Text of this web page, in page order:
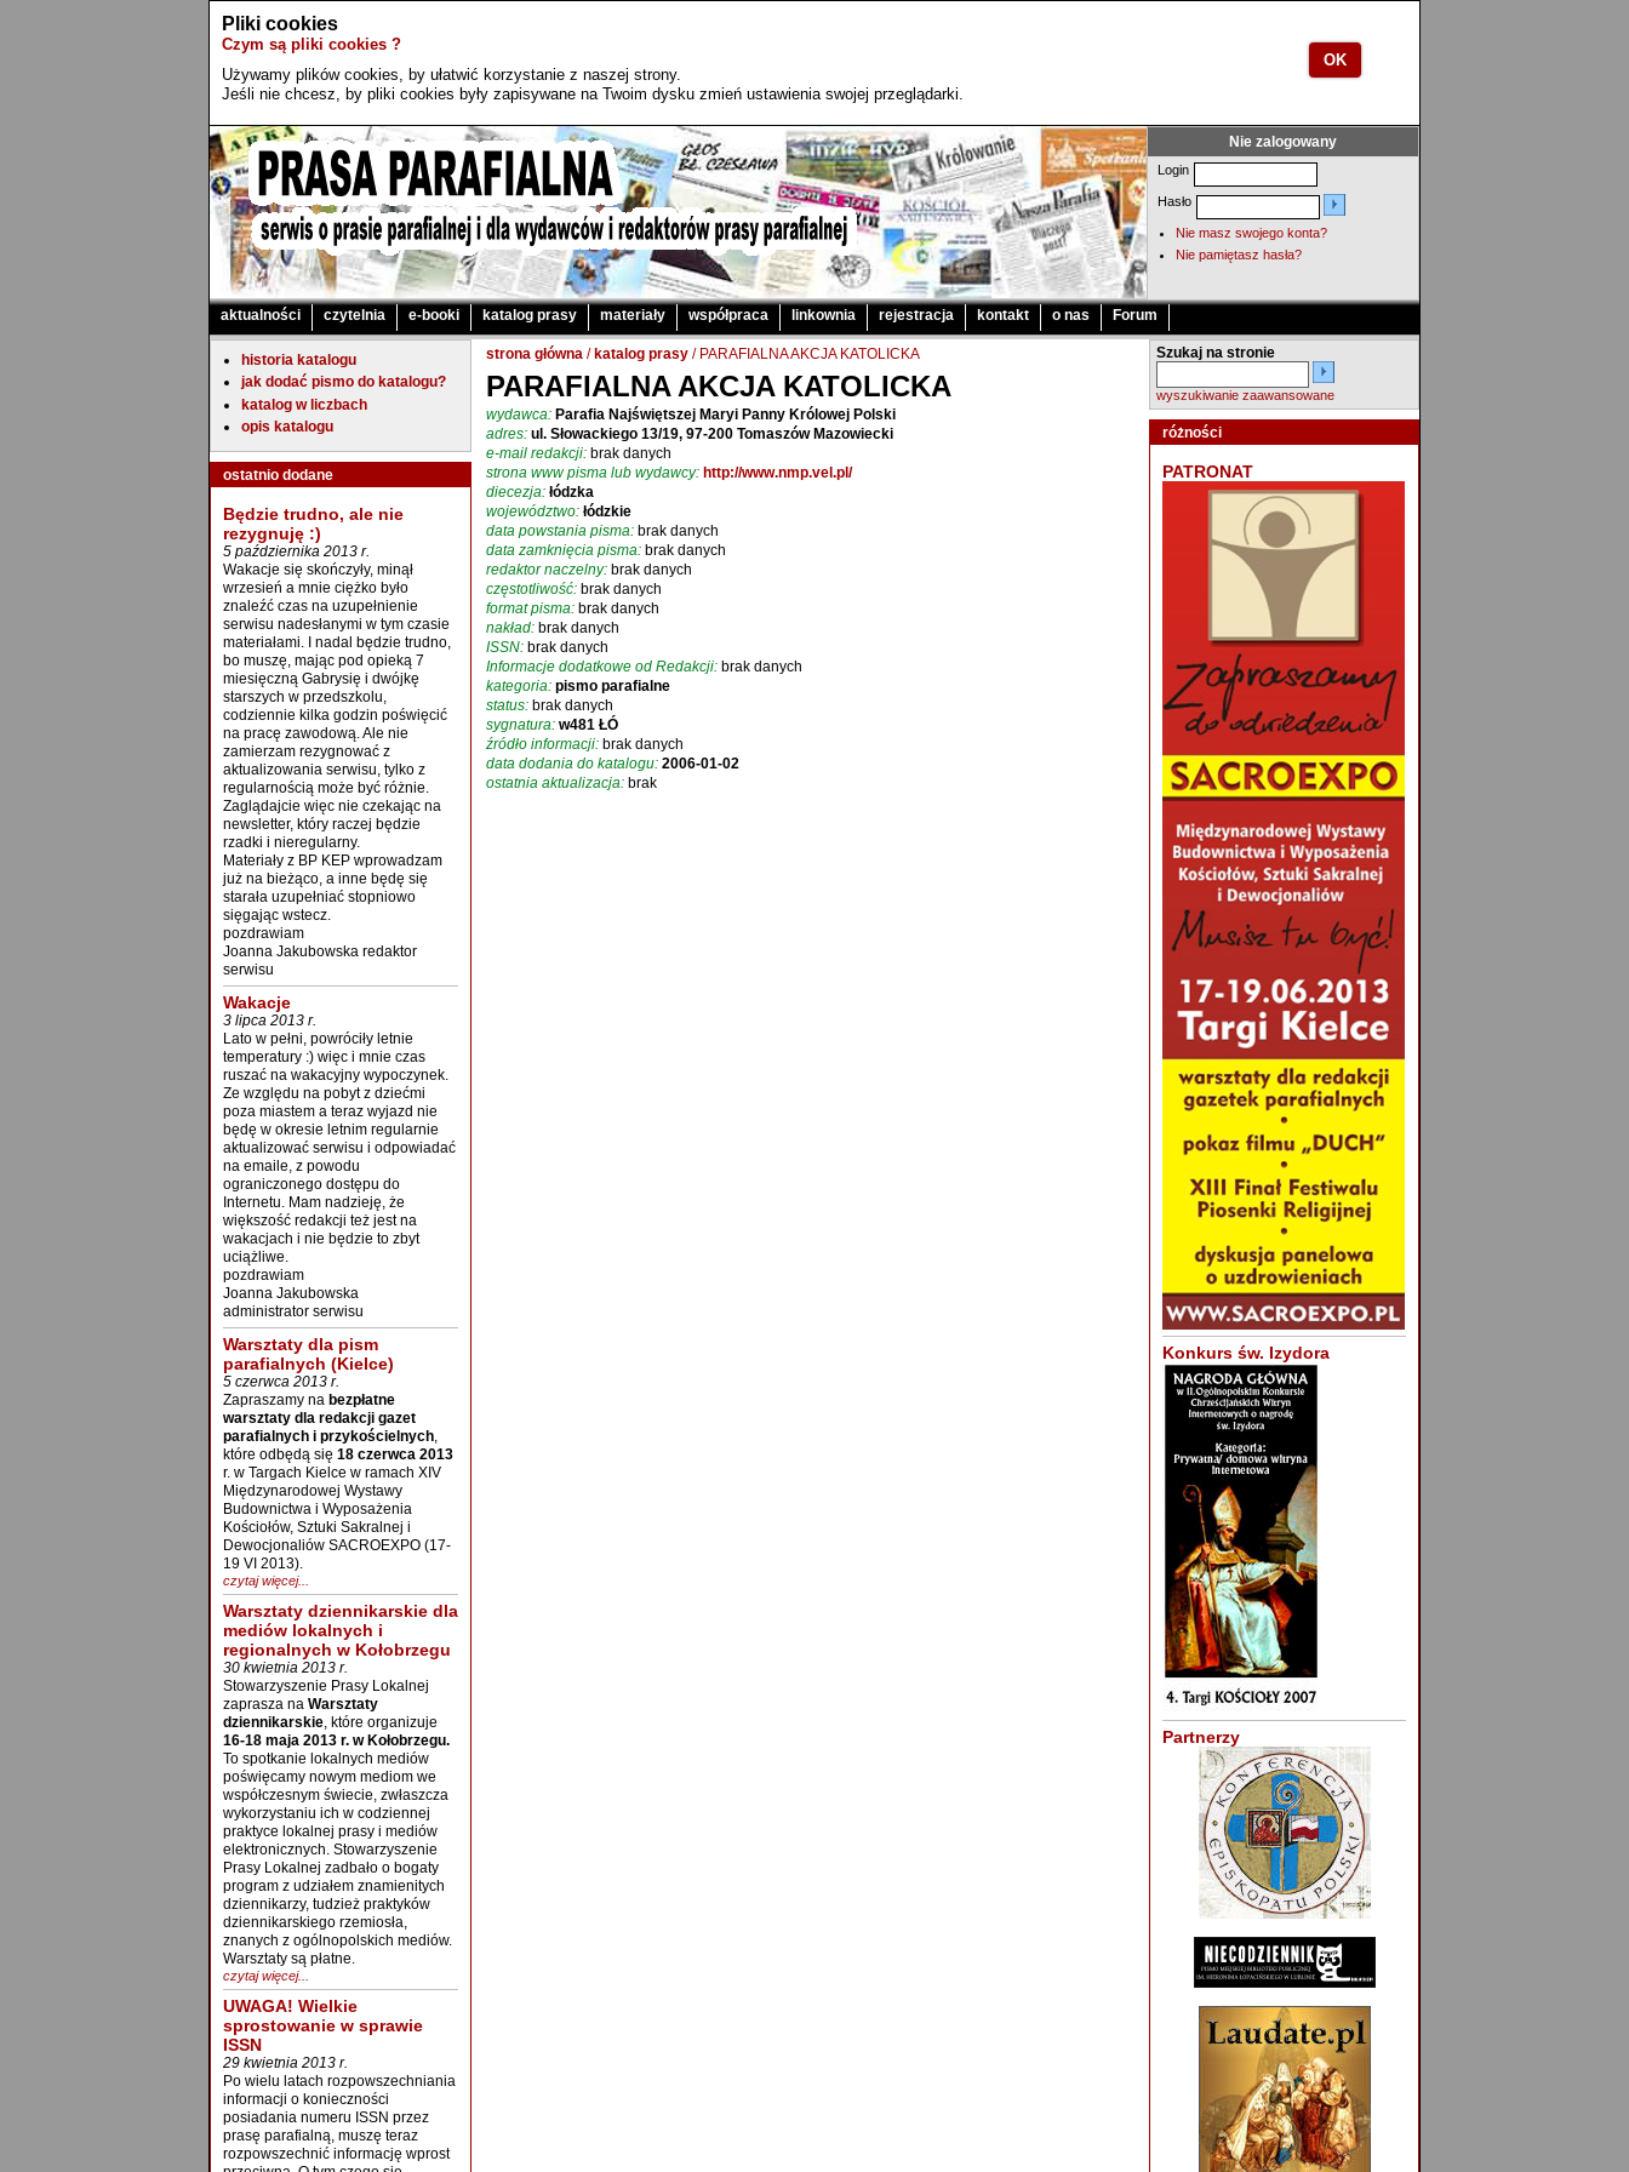
Pliki cookies
Czym są pliki cookies ?
Używamy plików cookies, by ułatwić korzystanie z naszej strony.
Jeśli nie chcesz, by pliki cookies były zapisywane na Twoim dysku zmień ustawienia swojej przeglądarki.
OK
Nie zalogowany
Login
Hasło
Nie masz swojego konta?
Nie pamiętasz hasła?
aktualności czytelnia e-booki katalog prasy materiały współpraca linkownia rejestracja kontakt o nas Forum
historia katalogu
jak dodać pismo do katalogu?
katalog w liczbach
opis katalogu
ostatnio dodane
Będzie trudno, ale nie
rezygnuję :)
5 października 2013 r.
Wakacje się skończyły, minął
wrzesień a mnie ciężko było
znaleźć czas na uzupełnienie
serwisu nadesłanymi w tym czasie
materiałami. I nadal będzie trudno,
bo muszę, mając pod opieką 7
miesięczną Gabrysię i dwójkę
starszych w przedszkolu,
codziennie kilka godzin poświęcić
na pracę zawodową. Ale nie
zamierzam rezygnować z
aktualizowania serwisu, tylko z
regularnością może być różnie.
Zaglądajcie więc nie czekając na
newsletter, który raczej będzie
rzadki i nieregularny.
Materiały z BP KEP wprowadzam
już na bieżąco, a inne będę się
starała uzupełniać stopniowo
sięgając wstecz.
pozdrawiam
Joanna Jakubowska redaktor
serwisu
Wakacje
3 lipca 2013 r.
Lato w pełni, powróciły letnie
temperatury :) więc i mnie czas
ruszać na wakacyjny wypoczynek.
Ze względu na pobyt z dziećmi
poza miastem a teraz wyjazd nie
będę w okresie letnim regularnie
aktualizować serwisu i odpowiadać
na emaile, z powodu
ograniczonego dostępu do
Internetu. Mam nadzieję, że
większość redakcji też jest na
wakacjach i nie będzie to zbyt
uciążliwe.
pozdrawiam
Joanna Jakubowska
administrator serwisu
Warsztaty dla pism
parafialnych (Kielce)
5 czerwca 2013 r.
Zapraszamy na bezpłatne
warsztaty dla redakcji gazet
parafialnych i przykościelnych,
które odbędą się 18 czerwca 2013
r. w Targach Kielce w ramach XIV
Międzynarodowej Wystawy
Budownictwa i Wyposażenia
Kościołów, Sztuki Sakralnej i
Dewocjonaliów SACROEXPO (17-
19 VI 2013).
czytaj więcej...
Warsztaty dziennikarskie dla
mediów lokalnych i
regionalnych w Kołobrzegu
30 kwietnia 2013 r.
Stowarzyszenie Prasy Lokalnej
zaprasza na Warsztaty
dziennikarskie, które organizuje
16-18 maja 2013 r. w Kołobrzegu.
To spotkanie lokalnych mediów
poświęcamy nowym mediom we
współczesnym świecie, zwłaszcza
wykorzystaniu ich w codziennej
praktyce lokalnej prasy i mediów
elektronicznych. Stowarzyszenie
Prasy Lokalnej zadbało o bogaty
program z udziałem znamienitych
dziennikarzy, tudzież praktyków
dziennikarskiego rzemiosła,
znanych z ogólnopolskich mediów.
Warsztaty są płatne.
czytaj więcej...
UWAGA! Wielkie
sprostowanie w sprawie
ISSN
29 kwietnia 2013 r.
Po wielu latach rozpowszechniania
informacji o konieczności
posiadania numeru ISSN przez
prasę parafialną, muszę teraz
rozpowszechnić informację wprost
Szukaj na stronie
wyszukiwanie zaawansowane
różności
PATRONAT
Konkurs św. Izydora
Partnerzy
strona główna /katalog prasy / PARAFIALNA AKCJA KATOLICKA
PARAFIALNA AKCJA KATOLICKA
wydawca: Parafia Najświętszej Maryi Panny Królowej Polski
adres: ul. Słowackiego 13/19, 97-200 Tomaszów Mazowiecki
e-mail redakcji: brak danych
strona www pisma lub wydawcy: http://www.nmp.vel.pl/
diecezja: łódzka
województwo: łódzkie
data powstania pisma: brak danych
data zamknięcia pisma: brak danych
redaktor naczelny: brak danych
częstotliwość: brak danych
format pisma: brak danych
nakład: brak danych
ISSN: brak danych
Informacje dodatkowe od Redakcji: brak danych
kategoria: pismo parafialne
status: brak danych
sygnatura: w481 ŁÓ
źródło informacji: brak danych
data dodania do katalogu: 2006-01-02
ostatnia aktualizacja: brak